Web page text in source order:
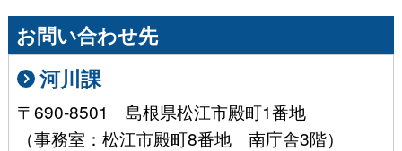
お問い合わせ先
河川課
〒690-8501 島根県松江市殿町1番地
（事務室：松江市殿町8番地 南庁舎3階）